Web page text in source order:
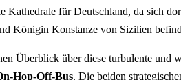
Kathedrale für Deutschland, da sich
Königin Konstanze von Sizilien
Überblick über diese turbulente und
Hop-Off-Bus. Die beiden